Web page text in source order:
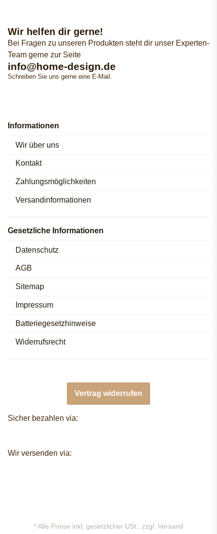
Wir helfen dir gerne!
Bei Fragen zu unseren Produkten steht dir unser Experten-
Team gerne zur Seite
info@home-design.de
Schreiben Sie uns gerne eine E-Mail.
Informationen
Wir über uns
Kontakt
Zahlungsmöglichkeiten
Versandinformationen
Gesetzliche Informationen
Datenschutz
AGB
Sitemap
Impressum
Batteriegesetzhinweise
Widerrufsrecht
Vertrag widerrufen
Sicher bezahlen via:
Wir versenden via:
* Alle Preise inkl. gesetzlicher USt., zzgl. Versand